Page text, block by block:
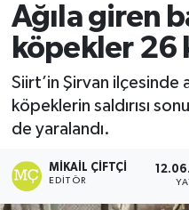
Ağıla giren
köpekler 26
Siirt’in Şirvan ilçesinde
köpeklerin saldırısı
de yaralandı.
MIKAIL ÇIFTÇI
EDITÖR
Röportaj
Foto Galeri
Yazarlar
Asayiş
Bilim & Teknoloji
Bölge
Diyarbakır Namaz
Diyarbakır Trafik
Süper Lig Puan